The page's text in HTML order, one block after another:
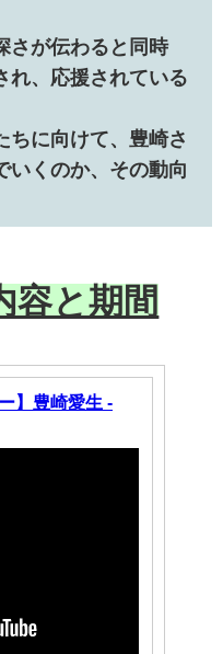
さが伝わると同時
れ、応援されている
ちに向けて、豊崎さ
いくのか、その動向
容と期間
】豊崎愛生 -